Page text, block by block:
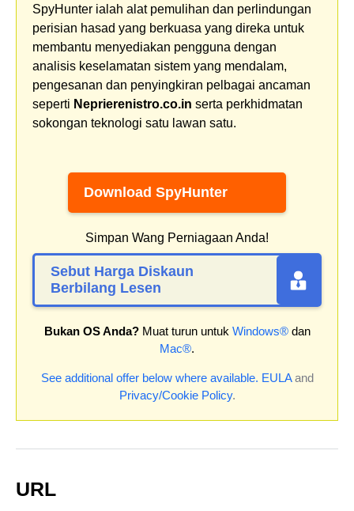
SpyHunter ialah alat pemulihan dan perlindungan
perisian hasad yang berkuasa yang direka untuk
membantu menyediakan pengguna dengan
analisis keselamatan sistem yang mendalam,
pengesanan dan penyingkiran pelbagai ancaman
seperti Neprierenistro.co.in serta perkhidmatan
sokongan teknologi satu lawan satu.
Download SpyHunter
Simpan Wang Perniagaan Anda!
Sebut Harga Diskaun
Berbilang Lesen
Bukan OS Anda?Muat turun untuk Windows®dan
Mac®.
See additional offer below where available. EULAand
Privacy/Cookie Policy.
URL